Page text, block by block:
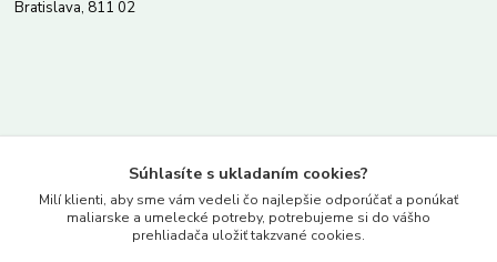
Bratislava, 811 02
www.merkantil.sk
Súhlasíte s ukladaním cookies?
Milí klienti, aby sme vám vedeli čo najlepšie odporúčať a ponúkať
maliarske a umelecké potreby, potrebujeme si do vášho
prehliadača uložiť takzvané cookies.